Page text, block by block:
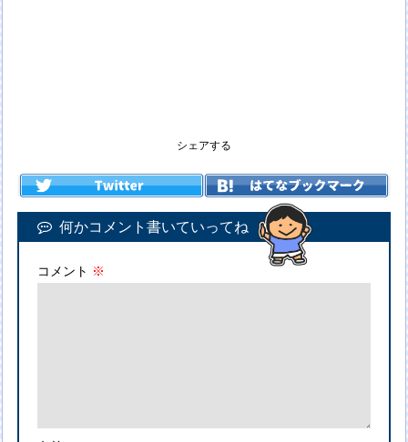
シェアする
何かコメント書いていってね
コメント ※